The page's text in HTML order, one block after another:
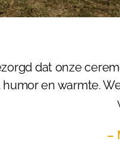
dat onze
en warmte.
–